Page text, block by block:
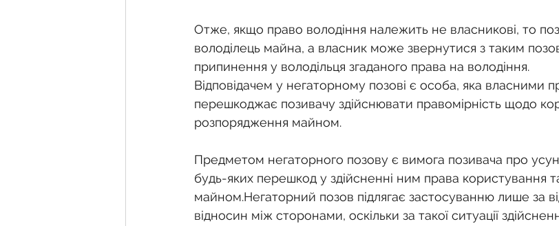
Отже, якщо право володіння належить не власникові, то
володілець майна, а власник може звернутися з таким
припинення у володільця згаданого права на володіння.
Відповідачем у негаторному позові є особа, яка власними
перешкоджає позивачу здійснювати правомірність щодо
розпорядження майном.
Предметом негаторного позову є вимога позивача про
будь-яких перешкод у здійсненні ним права користування
майном.Негаторний позов підлягає застосуванню лише за
відносин між сторонами, оскільки за такої ситуації